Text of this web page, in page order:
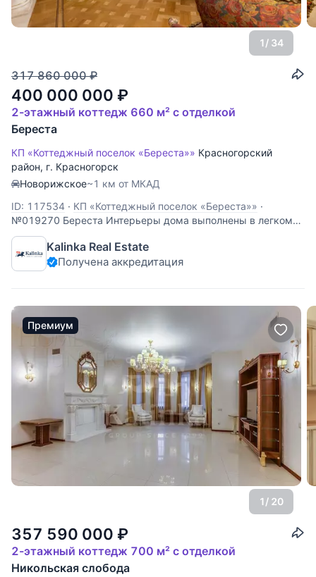
1/ 34
317 860 000 ₽
400 000 000 ₽
2-этажный коттедж 660 м² с отделкой
Береста
КП «Коттеджный поселок «Береста»» Красногорский
район, г. Красногорск
Новорижское~1 км от МКАД
ID: 117534 · КП «Коттеджный поселок «Береста»» ·
№019270 Береста Интерьеры дома выполнены в легком
классическом стиле. В отделке использовались мрамор,
гранит, художественная штукатурка, мозаика, позолота,
художественный паркет из дуба и карельской березы,
Kalinka Real Estate
Получена аккредитация
Премиум
1/ 20
357 590 000 ₽
2-этажный коттедж 700 м² с отделкой
Никольская слобода